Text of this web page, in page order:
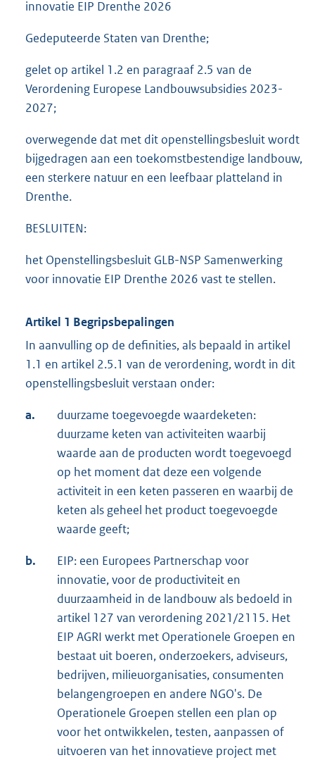
innovatie EIP Drenthe 2026
Gedeputeerde Staten van Drenthe;
gelet op artikel 1.2 en paragraaf 2.5 van de
Verordening Europese Landbouwsubsidies 2023-
2027;
overwegende dat met dit openstellingsbesluit wordt
bijgedragen aan een toekomstbestendige landbouw,
een sterkere natuur en een leefbaar platteland in
Drenthe.
BESLUITEN:
het Openstellingsbesluit GLB-NSP Samenwerking
voor innovatie EIP Drenthe 2026 vast te stellen.
Artikel 1 Begripsbepalingen
In aanvulling op de definities, als bepaald in artikel
1.1 en artikel 2.5.1 van de verordening, wordt in dit
openstellingsbesluit verstaan onder:
a.
duurzame toegevoegde waardeketen:
duurzame keten van activiteiten waarbij
waarde aan de producten wordt toegevoegd
op het moment dat deze een volgende
activiteit in een keten passeren en waarbij de
keten als geheel het product toegevoegde
waarde geeft;
b.
EIP: een Europees Partnerschap voor
innovatie, voor de productiviteit en
duurzaamheid in de landbouw als bedoeld in
artikel 127 van verordening 2021/2115. Het
EIP AGRI werkt met Operationele Groepen en
bestaat uit boeren, onderzoekers, adviseurs,
bedrijven, milieuorganisaties, consumenten
belangengroepen en andere NGO's. De
Operationele Groepen stellen een plan op
voor het ontwikkelen, testen, aanpassen of
uitvoeren van het innovatieve project met